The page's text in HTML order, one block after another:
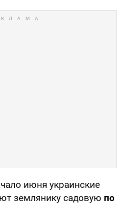
июня украинские
землянику садовую по